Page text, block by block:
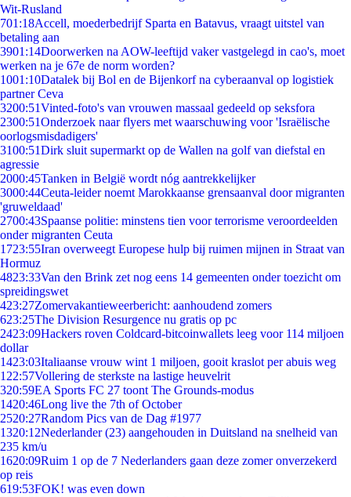
Wit-Rusland
701:18Accell, moederbedrijf Sparta en Batavus, vraagt uitstel van
betaling aan
3901:14Doorwerken na AOW-leeftijd vaker vastgelegd in cao's, moet
werken na je 67e de norm worden?
1001:10Datalek bij Bol en de Bijenkorf na cyberaanval op logistiek
partner Ceva
3200:51Vinted-foto's van vrouwen massaal gedeeld op seksfora
2300:51Onderzoek naar flyers met waarschuwing voor 'Israëlische
oorlogsmisdadigers'
3100:51Dirk sluit supermarkt op de Wallen na golf van diefstal en
agressie
2000:45Tanken in België wordt nóg aantrekkelijker
3000:44Ceuta-leider noemt Marokkaanse grensaanval door migranten
'gruweldaad'
2700:43Spaanse politie: minstens tien voor terrorisme veroordeelden
onder migranten Ceuta
1723:55Iran overweegt Europese hulp bij ruimen mijnen in Straat van
Hormuz
4823:33Van den Brink zet nog eens 14 gemeenten onder toezicht om
spreidingswet
423:27Zomervakantieweerbericht: aanhoudend zomers
623:25The Division Resurgence nu gratis op pc
2423:09Hackers roven Coldcard-bitcoinwallets leeg voor 114 miljoen
dollar
1423:03Italiaanse vrouw wint 1 miljoen, gooit kraslot per abuis weg
1 22:57Vollering de sterkste na lastige heuvelrit
320:59EA Sports FC 27 toont The Grounds-modus
1420:46Long live the 7th of October
2520:27Random Pics van de Dag #1977
1320:12Nederlander (23) aangehouden in Duitsland na snelheid van
235 km/u
1620:09Ruim 1 op de 7 Nederlanders gaan deze zomer onverzekerd
op reis
619:53FOK! was even down